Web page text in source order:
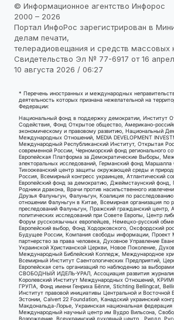
© Информационное агентство Инфорос
2000 – 2026
Портал ИнфоРос зарегистрирован в
делам печати,
телерадиовещания и средств массовых
Свидетельство Эл № 77-6917 от 16
10 августа 2026 / 06:27